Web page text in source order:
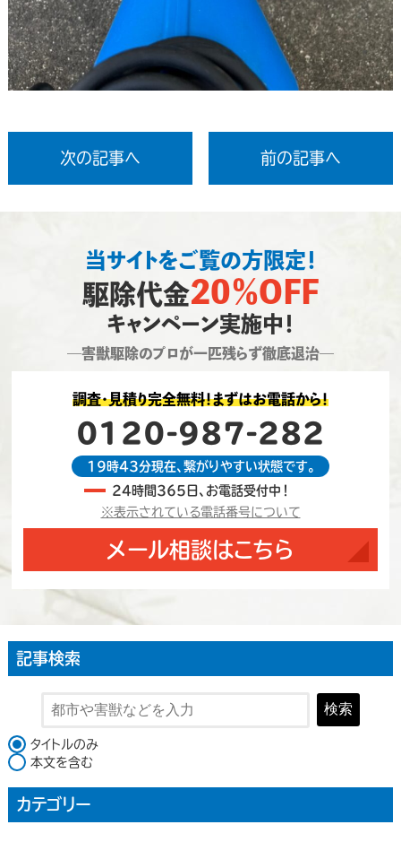
次の記事へ 前の記事へ
当サイトをご覧の方限定！
駆除代金20％OFF
キャンペーン実施中！
―害獣駆除のプロが一匹残らず徹底退治―
調査・見積り完全無料！まずはお電話から！
0120-987-282
19時43分現在、繋がりやすい状態です。
24時間365日、お電話受付中！
※表示されている電話番号について
メール相談はこちら
記事検索
検索
検索対象
タイトルのみ
本文を含む
カテゴリー